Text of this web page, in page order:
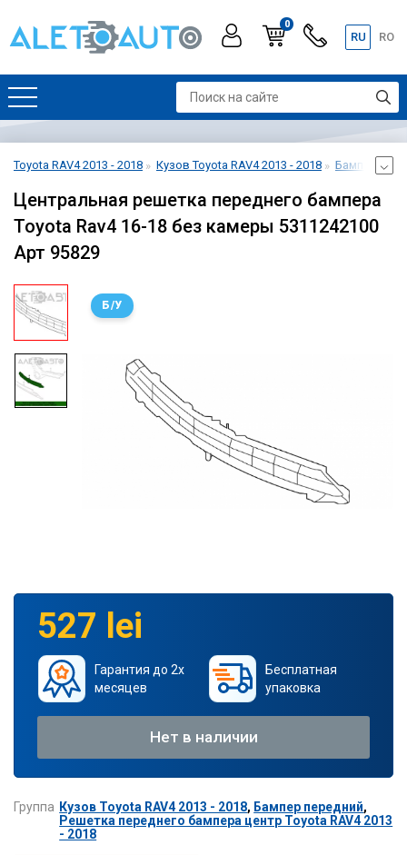
0
RU RO
Toyota RAV4 2013 - 2018 Кузов Toyota RAV4 2013 - 2018 Бампер
Центральная решетка переднего бампера
Toyota Rav4 16-18 без камеры 5311242100
Арт 95829
Б/У
527 lei
Гарантия до 2х
месяцев
Бесплатная
упаковка
Нет в наличии
Группа Кузов Toyota RAV4 2013 - 2018, Бампер передний,
Решетка переднего бампера центр Toyota RAV4 2013
- 2018